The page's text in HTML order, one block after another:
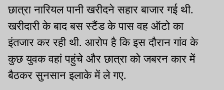
छात्रा नारियल पानी खरीदने सहार बाजार गई थी.
खरीदारी के बाद बस स्टैंड के पास वह ऑटो का
इंतजार कर रही थी. आरोप है कि इस दौरान गांव के
कुछ युवक वहां पहुंचे और छात्रा को जबरन कार में
बैठकर सुनसान इलाके में ले गए.